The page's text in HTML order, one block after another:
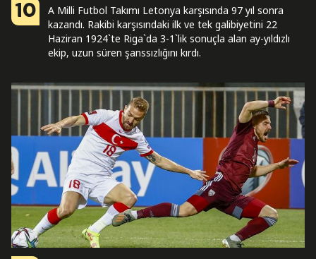
10
A Milli Futbol Takımı Letonya karşısında 97 yıl sonra
kazandı. Rakibi karşısındaki ilk ve tek galibiyetini 22
Haziran 1924`te Riga`da 3-1`lik sonuçla alan ay-yıldızlı
ekip, uzun süren şanssızlığını kırdı.